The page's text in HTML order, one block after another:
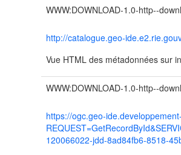
WWW:DOWNLOAD-1.0-http--
http://catalogue.geo-
Vue HTML des métadonnées sur
WWW:DOWNLOAD-1.0-http--
https://ogc.geo-
120066022-jdd-8ad84fb6-8518-